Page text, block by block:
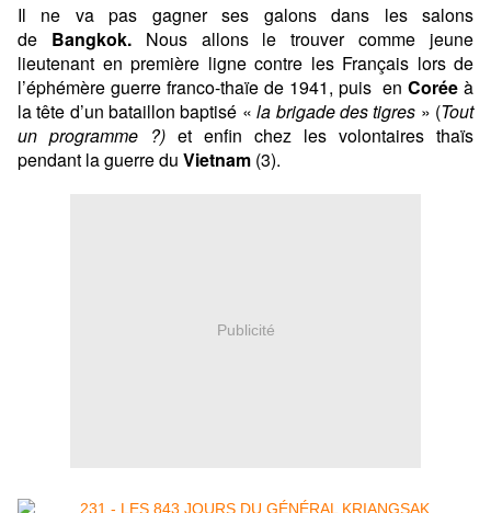
Il ne va pas gagner ses galons dans les salons
de Bangkok. Nous allons le trouver comme jeune
lieutenant en première ligne contre les Français lors de
l’éphémère guerre franco-thaïe de 1941, puis en Corée à
la tête d’un bataillon baptisé «la brigade des tigres » (Tout
un programme ?) et enfin chez les volontaires thaïs
pendant la guerre du Vietnam (3).
Publicité